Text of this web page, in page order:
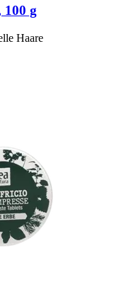
100 g
Haare